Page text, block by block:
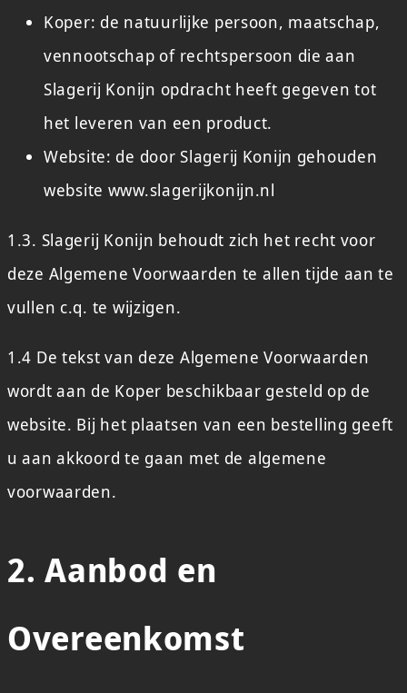
Koper: de natuurlijke persoon, maatschap,
vennootschap of rechtspersoon die aan
Slagerij Konijn opdracht heeft gegeven tot
het leveren van een product.
Website: de door Slagerij Konijn gehouden
website www.slagerijkonijn.nl
1.3. Slagerij Konijn behoudt zich het recht voor
deze Algemene Voorwaarden te allen tijde aan te
vullen c.q. te wijzigen.
1.4 De tekst van deze Algemene Voorwaarden
wordt aan de Koper beschikbaar gesteld op de
website. Bij het plaatsen van een bestelling geeft
u aan akkoord te gaan met de algemene
voorwaarden.
2. Aanbod en
Overeenkomst